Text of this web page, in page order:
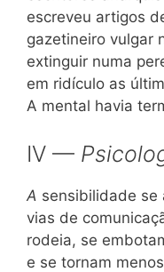
escreveu artigos
gazetineiro vulgar
extinguir numa
em ridículo as
A mental havia
IV —
A sensibilidade se
vias de
rodeia, se
e se tornam